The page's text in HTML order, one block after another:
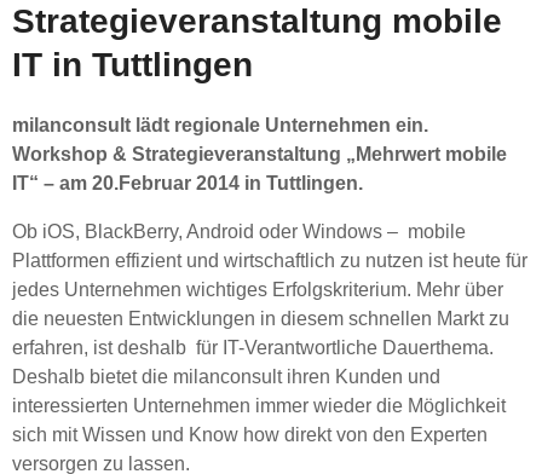
Strategieveranstaltung mobile
IT in Tuttlingen
milanconsult lädt regionale Unternehmen ein.
Workshop & Strategieveranstaltung „Mehrwert mobile
IT“ – am 20.Februar 2014 in Tuttlingen.
Ob iOS, BlackBerry, Android oder Windows – mobile
Plattformen effizient und wirtschaftlich zu nutzen ist heute für
jedes Unternehmen wichtiges Erfolgskriterium. Mehr über
die neuesten Entwicklungen in diesem schnellen Markt zu
erfahren, ist deshalb für IT-Verantwortliche Dauerthema.
Deshalb bietet die milanconsult ihren Kunden und
interessierten Unternehmen immer wieder die Möglichkeit
sich mit Wissen und Know how direkt von den Experten
versorgen zu lassen.